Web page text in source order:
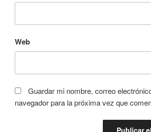
Web
Guardar mi nombre, correo
navegador para la próxima vez que